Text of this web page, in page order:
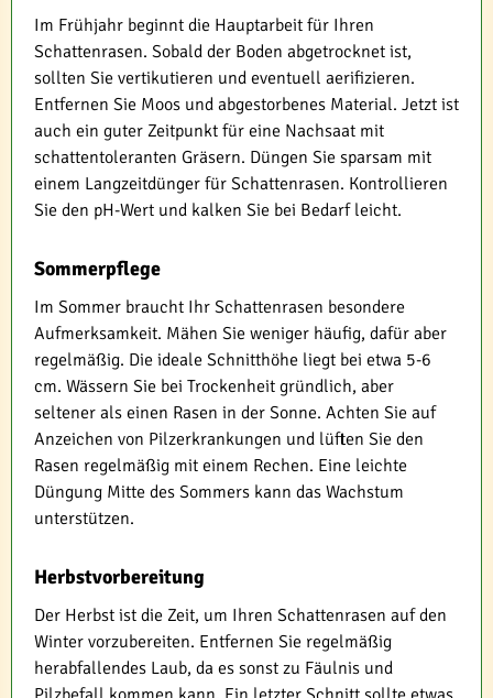
Im Frühjahr beginnt die Hauptarbeit für Ihren
Schattenrasen. Sobald der Boden abgetrocknet ist,
sollten Sie vertikutieren und eventuell aerifizieren.
Entfernen Sie Moos und abgestorbenes Material. Jetzt ist
auch ein guter Zeitpunkt für eine Nachsaat mit
schattentoleranten Gräsern. Düngen Sie sparsam mit
einem Langzeitdünger für Schattenrasen. Kontrollieren
Sie den pH-Wert und kalken Sie bei Bedarf leicht.
Sommerpflege
Im Sommer braucht Ihr Schattenrasen besondere
Aufmerksamkeit. Mähen Sie weniger häufig, dafür aber
regelmäßig. Die ideale Schnitthöhe liegt bei etwa 5-6
cm. Wässern Sie bei Trockenheit gründlich, aber
seltener als einen Rasen in der Sonne. Achten Sie auf
Anzeichen von Pilzerkrankungen und lüften Sie den
Rasen regelmäßig mit einem Rechen. Eine leichte
Düngung Mitte des Sommers kann das Wachstum
unterstützen.
Herbstvorbereitung
Der Herbst ist die Zeit, um Ihren Schattenrasen auf den
Winter vorzubereiten. Entfernen Sie regelmäßig
herabfallendes Laub, da es sonst zu Fäulnis und